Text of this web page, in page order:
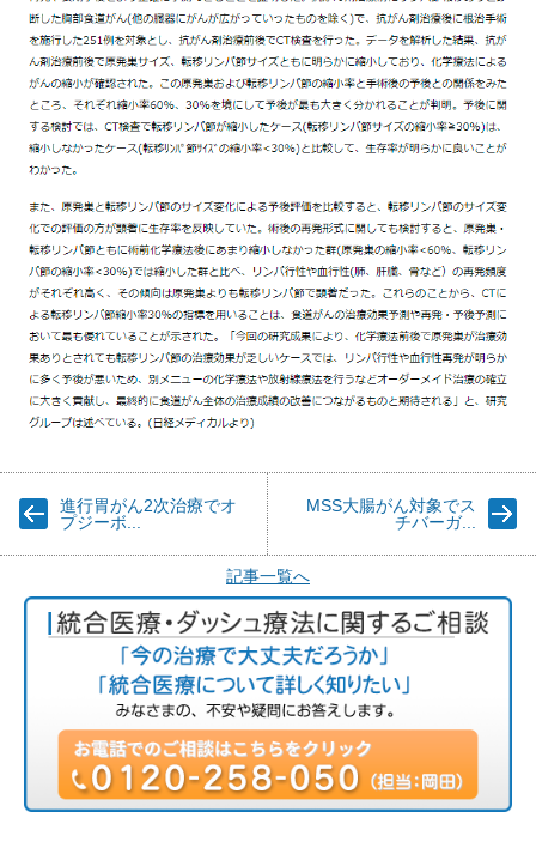
進行胃がん2次治療でオ
プジーボ...
MSS大腸がん対象でス
チバーガ...
記事一覧へ